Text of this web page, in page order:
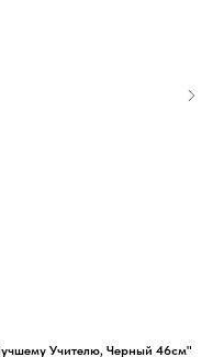
Учителю, Черный 46см"